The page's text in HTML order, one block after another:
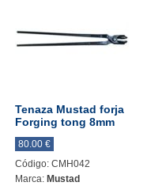
Tenaza Mustad forja
Forging tong 8mm
80.00 €
Código: CMH042
Marca: Mustad